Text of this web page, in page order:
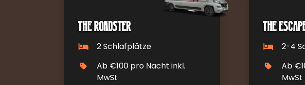
The Roadster
2 Schlafplätze
Ab €100 pro Nacht inkl.
MwSt
The
2-4
Ab
MwSt